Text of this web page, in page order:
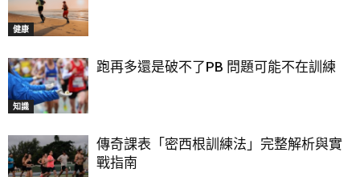
健康
知識
跑再多還是破不了PB 問題可能不在訓練
傳奇課表「密西根訓練法」完整解析與實
戰指南